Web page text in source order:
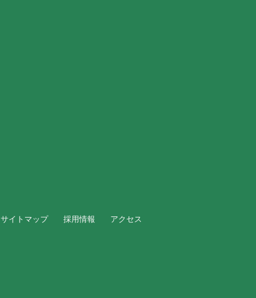
サイトマップ 採用情報 アクセス